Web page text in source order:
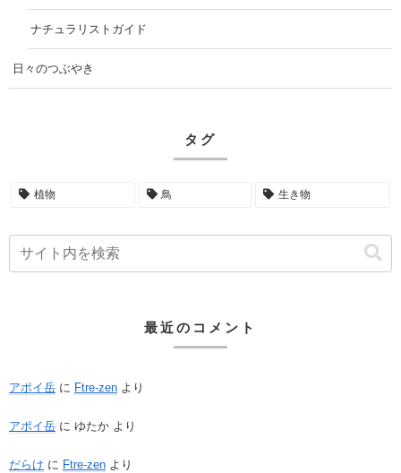
ナチュラリストガイド
日々のつぶやき
タグ
植物 鳥 生き物
最近のコメント
アポイ岳 に Ftre-zen より
アポイ岳 に ゆたか より
だらけ に Ftre-zen より